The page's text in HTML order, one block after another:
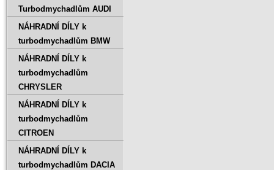
Turbodmychadlům AUDI
NÁHRADNÍ DÍLY k
turbodmychadlům BMW
NÁHRADNÍ DÍLY k
turbodmychadlům
CHRYSLER
NÁHRADNÍ DÍLY k
turbodmychadlům
CITROEN
NÁHRADNÍ DÍLY k
turbodmychadlům DACIA